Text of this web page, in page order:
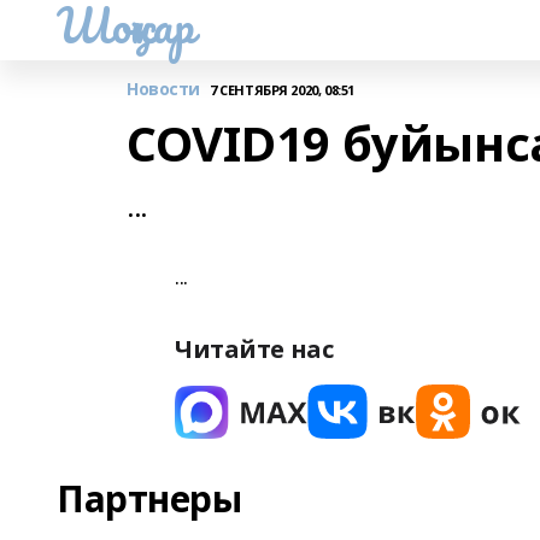
Шоңҡар
Новости 7 СЕНТЯБРЯ 2020, 08:51
COVID19
...
...
Читайте нас
Партнеры